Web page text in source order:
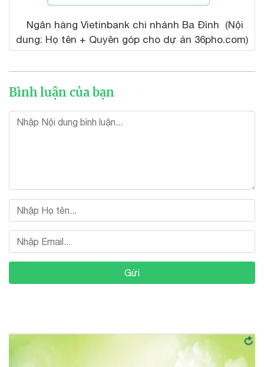
Ngân hàng Vietinbank chi nhánh Ba Đình (Nội
dung: Họ tên + Quyên góp cho dự án 36pho.com)
Bình luận của bạn
Gửi